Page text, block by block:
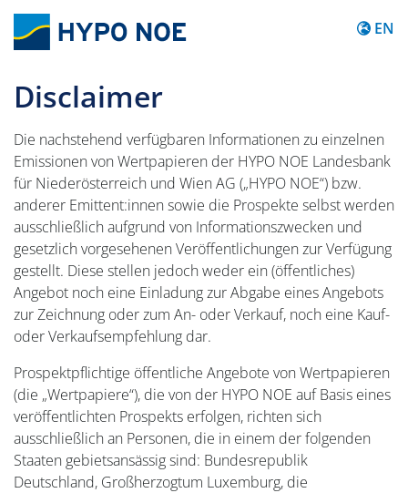
EN
Disclaimer
Die nachstehend verfügbaren Informationen zu einzelnen
Emissionen von Wertpapieren der HYPO NOE Landesbank
für Niederösterreich und Wien AG („HYPO NOE“) bzw.
anderer Emittent:innen sowie die Prospekte selbst werden
ausschließlich aufgrund von Informationszwecken und
gesetzlich vorgesehenen Veröffentlichungen zur Verfügung
gestellt. Diese stellen jedoch weder ein (öffentliches)
Angebot noch eine Einladung zur Abgabe eines Angebots
zur Zeichnung oder zum An- oder Verkauf, noch eine Kauf-
oder Verkaufsempfehlung dar.
Prospektpflichtige öffentliche Angebote von Wertpapieren
(die „Wertpapiere“), die von der HYPO NOE auf Basis eines
veröffentlichten Prospekts erfolgen, richten sich
ausschließlich an Personen, die in einem der folgenden
Staaten gebietsansässig sind: Bundesrepublik
Deutschland, Großherzogtum Luxemburg, die